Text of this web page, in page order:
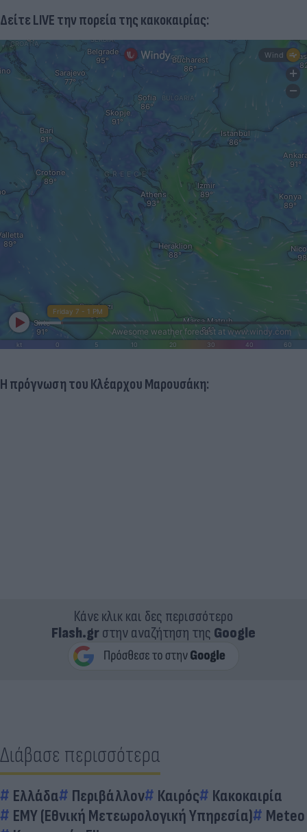
Δείτε LIVE την πορεία της κακοκαιρίας:
Η πρόγνωση του Κλέαρχου Μαρουσάκη:
Κάνε κλικ και δες περισσότερο
Flash.grστην αναζήτηση της Google
Διάβασε περισσότερα
Ελλάδα Περιβάλλον Καιρός
Κακοκαιρία
ΕΜΥ (Εθνική Μετεωρολογική Υπηρεσία)
Meteo